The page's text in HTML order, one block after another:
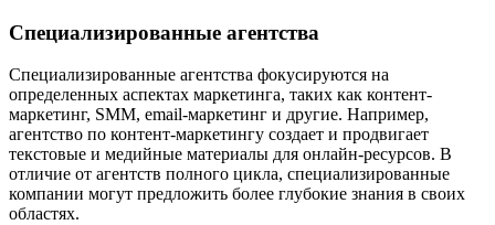
Специализированные агентства
Специализированные агентства фокусируются на
определенных аспектах маркетинга, таких как контент-
маркетинг, SMM, email-маркетинг и другие. Например,
агентство по контент-маркетингу создает и продвигает
текстовые и медийные материалы для онлайн-ресурсов. В
отличие от агентств полного цикла, специализированные
компании могут предложить более глубокие знания в своих
областях.